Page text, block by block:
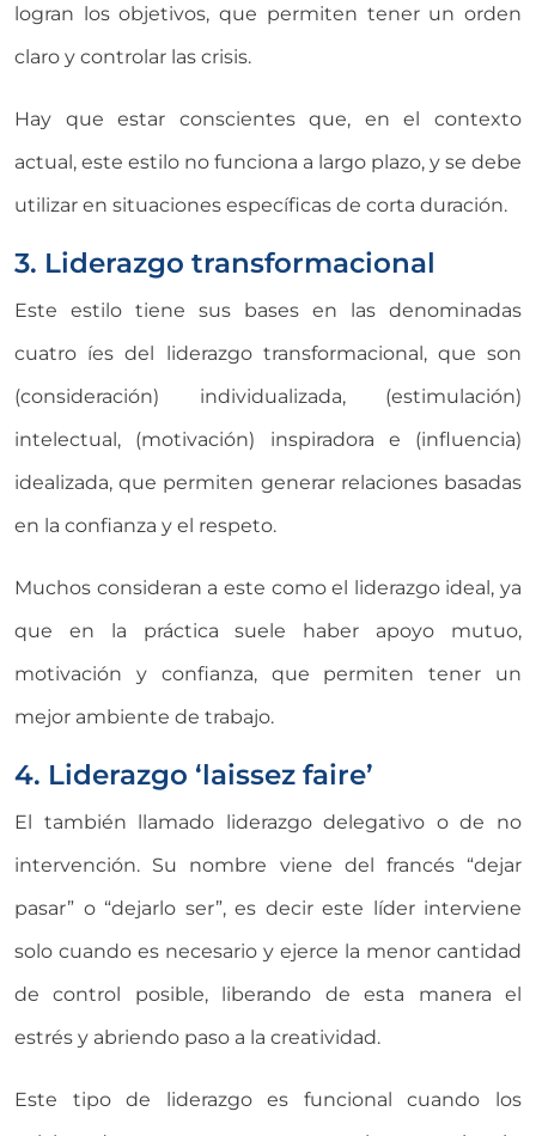
logran los objetivos, que permiten tener un orden
claro y controlar las crisis.
Hay que estar conscientes que, en el contexto
actual, este estilo no funciona a largo plazo, y se debe
utilizar en situaciones específicas de corta duración.
3. Liderazgo transformacional
Este estilo tiene sus bases en las denominadas
cuatro íes del liderazgo transformacional, que son
(consideración) individualizada, (estimulación)
intelectual, (motivación) inspiradora e (influencia)
idealizada, que permiten generar relaciones basadas
en la confianza y el respeto.
Muchos consideran a este como el liderazgo ideal, ya
que en la práctica suele haber apoyo mutuo,
motivación y confianza, que permiten tener un
mejor ambiente de trabajo.
4. Liderazgo ‘laissez faire’
El también llamado liderazgo delegativo o de no
intervención. Su nombre viene del francés “dejar
pasar” o “dejarlo ser”, es decir este líder interviene
solo cuando es necesario y ejerce la menor cantidad
de control posible, liberando de esta manera el
estrés y abriendo paso a la creatividad.
Este tipo de liderazgo es funcional cuando los